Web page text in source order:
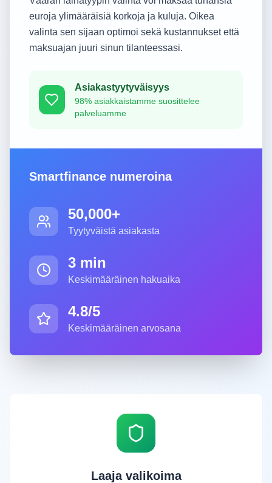
euroja ylimääräisiä korkoja ja kuluja. Oikea
valinta sen sijaan optimoi sekä kustannukset että
maksuajan juuri sinun tilanteessasi.
Asiakastyytyväisyys
98% asiakkaistamme suosittelee
palveluamme
Smartfinance numeroina
50,000+
Tyytyväistä asiakasta
3 min
Keskimääräinen hakuaika
4.8/5
Keskimääräinen arvosana
Laaja valikoima